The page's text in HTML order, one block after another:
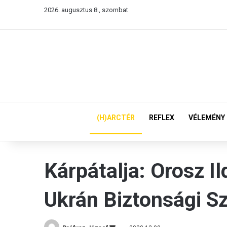
2026. augusztus 8., szombat
(H)ARCTÉR REFLEX VÉLEMÉNY
Kárpátalja: Orosz
Ukrán Biztonsági